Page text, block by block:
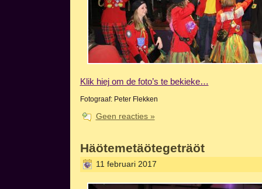
Klik hiej om de foto’s te bekieke…
Fotograaf: Peter Flekken
Geen reacties »
Häötemetäötegeträöt
11 februari 2017